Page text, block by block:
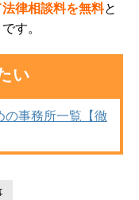
律相談料を無料と
す。
い
の事務所一覧【徹